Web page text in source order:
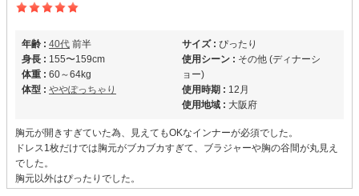
年齢 : 40代 前半
身長 : 155〜159cm
体重 : 60～64kg
体型 : ややぽっちゃり
サイズ : ぴったり
使用シーン : その他 (ディナーシ
ョー)
使用時期 : 12月
使用地域 : 大阪府
胸元が開きすぎていた為、見えてもOKなインナーが必須でした。
ドレス1枚だけでは胸元がブカブカすぎて、ブラジャーや胸の谷間が丸見え
でした。
胸元以外はぴったりでした。